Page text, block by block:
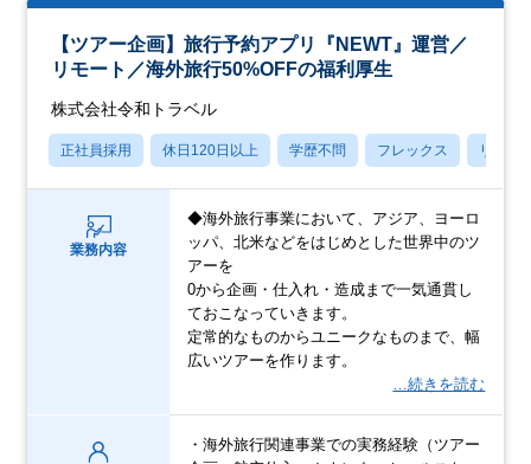
【ツアー企画】旅行予約アプリ『NEWT』運営／
リモート／海外旅行50%OFFの福利厚生
株式会社令和トラベル
正社員採用 休日120日以上 学歴不問 フレックス リモー
業務内容
◆海外旅行事業において、アジア、ヨーロ
ッパ、北米などをはじめとした世界中のツ
アーを
0から企画・仕入れ・造成まで一気通貫し
ておこなっていきます。
定常的なものからユニークなものまで、幅
広いツアーを作ります。
…続きを読む
・海外旅行関連事業での実務経験（ツアー